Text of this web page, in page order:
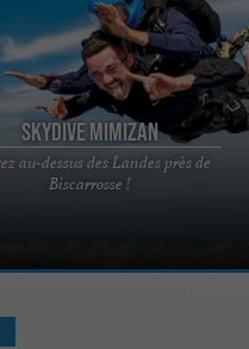
Skydive Mimizan
au-dessus des Landes près de
Biscarrosse !
ultime du saut en parachute, c'est
que ça se passe ! Ne cherchez